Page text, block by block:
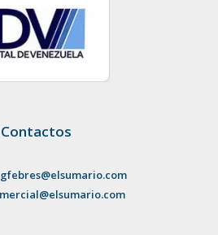
Contactos
gfebres@elsumario.com